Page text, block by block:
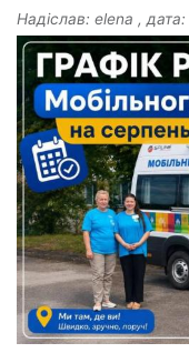
Надіслав: elena , дата: